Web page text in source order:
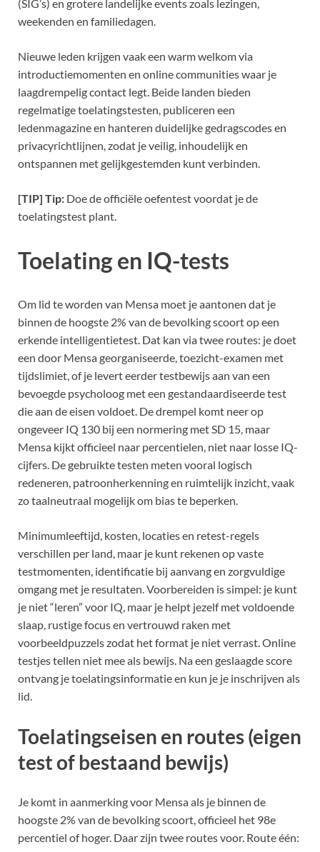
(SIG’s) en grotere landelijke events zoals lezingen,
weekenden en familiedagen.
Nieuwe leden krijgen vaak een warm welkom via
introductiemomenten en online communities waar je
laagdrempelig contact legt. Beide landen bieden
regelmatige toelatingstesten, publiceren een
ledenmagazine en hanteren duidelijke gedragscodes en
privacyrichtlijnen, zodat je veilig, inhoudelijk en
ontspannen met gelijkgestemden kunt verbinden.
[TIP] Tip: Doe de officiële oefentest voordat je de
toelatingstest plant.
Toelating en IQ-tests
Om lid te worden van Mensa moet je aantonen dat je
binnen de hoogste 2% van de bevolking scoort op een
erkende intelligentietest. Dat kan via twee routes: je doet
een door Mensa georganiseerde, toezicht-examen met
tijdslimiet, of je levert eerder testbewijs aan van een
bevoegde psycholoog met een gestandaardiseerde test
die aan de eisen voldoet. De drempel komt neer op
ongeveer IQ 130 bij een normering met SD 15, maar
Mensa kijkt officieel naar percentielen, niet naar losse IQ-
cijfers. De gebruikte testen meten vooral logisch
redeneren, patroonherkenning en ruimtelijk inzicht, vaak
zo taalneutraal mogelijk om bias te beperken.
Minimumleeftijd, kosten, locaties en retest-regels
verschillen per land, maar je kunt rekenen op vaste
testmomenten, identificatie bij aanvang en zorgvuldige
omgang met je resultaten. Voorbereiden is simpel: je kunt
je niet “leren” voor IQ, maar je helpt jezelf met voldoende
slaap, rustige focus en vertrouwd raken met
voorbeeldpuzzels zodat het format je niet verrast. Online
testjes tellen niet mee als bewijs. Na een geslaagde score
ontvang je toelatingsinformatie en kun je je inschrijven als
lid.
Toelatingseisen en routes (eigen
test of bestaand bewijs)
Je komt in aanmerking voor Mensa als je binnen de
hoogste 2% van de bevolking scoort, officieel het 98e
percentiel of hoger. Daar zijn twee routes voor. Route één: